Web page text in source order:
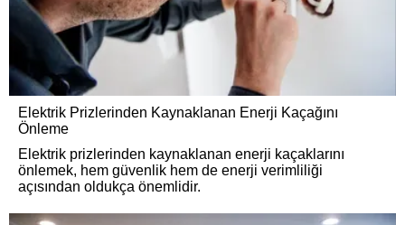
Elektrik Prizlerinden Kaynaklanan Enerji Kaçağını
Önleme
Elektrik prizlerinden kaynaklanan enerji kaçaklarını
önlemek, hem güvenlik hem de enerji verimliliği
açısından oldukça önemlidir.